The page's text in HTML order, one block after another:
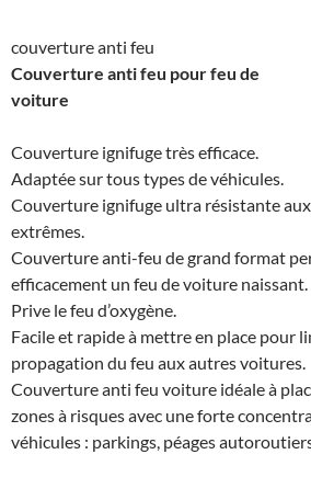
couverture anti feu
Couverture anti feu pour feu de
voiture
Couverture ignifuge très efficace.
Adaptée sur tous types de véhicules.
Couverture ignifuge ultra résistante
extrêmes.
Couverture anti-feu de grand format
efficacement un feu de voiture naissant.
Prive le feu d’oxygène.
Facile et rapide à mettre en place pour
propagation du feu aux autres voitures.
Couverture anti feu voiture idéale à
zones à risques avec une forte
véhicules : parkings, péages